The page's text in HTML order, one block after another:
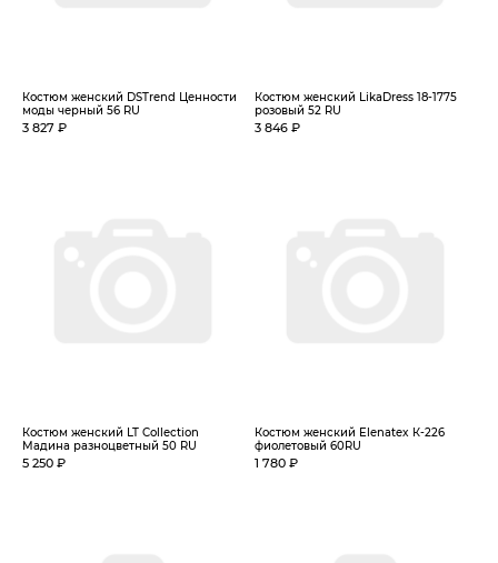
Костюм женский DSTrend Ценности
моды черный 56 RU
3 827 ₽
Костюм женский LikaDress 18-1775
розовый 52 RU
3 846 ₽
Костюм женский LT Collection
Мадина разноцветный 50 RU
5 250 ₽
Костюм женский Elenatex К-226
фиолетовый 60RU
1 780 ₽